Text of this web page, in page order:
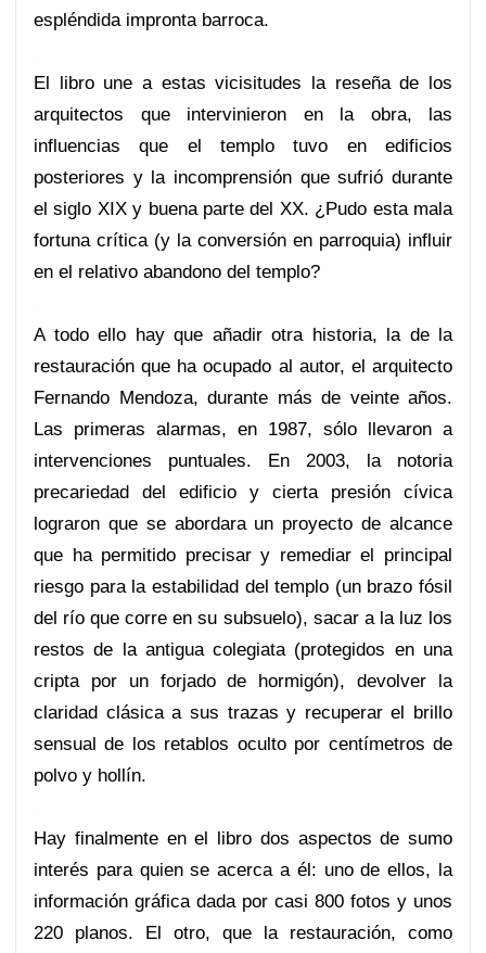
espléndida impronta barroca.
.
El libro une a estas vicisitudes la reseña de los
arquitectos que intervinieron en la obra, las
influencias que el templo tuvo en edificios
posteriores y la incomprensión que sufrió durante
el siglo XIX y buena parte del XX. ¿Pudo esta mala
fortuna crítica (y la conversión en parroquia) influir
en el relativo abandono del templo?
.
A todo ello hay que añadir otra historia, la de la
restauración que ha ocupado al autor, el arquitecto
Fernando Mendoza, durante más de veinte años.
Las primeras alarmas, en 1987, sólo llevaron a
intervenciones puntuales. En 2003, la notoria
precariedad del edificio y cierta presión cívica
lograron que se abordara un proyecto de alcance
que ha permitido precisar y remediar el principal
riesgo para la estabilidad del templo (un brazo fósil
del río que corre en su subsuelo), sacar a la luz los
restos de la antigua colegiata (protegidos en una
cripta por un forjado de hormigón), devolver la
claridad clásica a sus trazas y recuperar el brillo
sensual de los retablos oculto por centímetros de
polvo y hollín.
.
Hay finalmente en el libro dos aspectos de sumo
interés para quien se acerca a él: uno de ellos, la
información gráfica dada por casi 800 fotos y unos
220 planos. El otro, que la restauración, como